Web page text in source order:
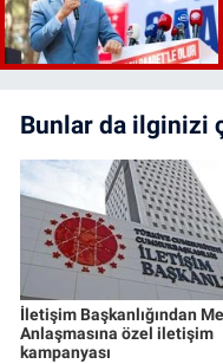
Bunlar da ilginizi
İletişim Başkanlığından
Anlaşmasına özel iletişim
kampanyası